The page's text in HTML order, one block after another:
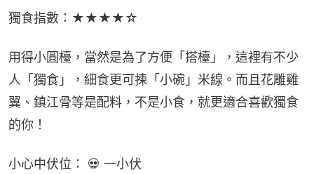
獨食指數：★★★★☆
用得小圓檯，當然是為了方便「搭檯」，這裡有不少
人「獨食」，細食更可揀「小碗」米線。而且花雕雞
翼、鎮江骨等是配料，不是小食，就更適合喜歡獨食
的你！
小心中伏位： 💀 一小伏